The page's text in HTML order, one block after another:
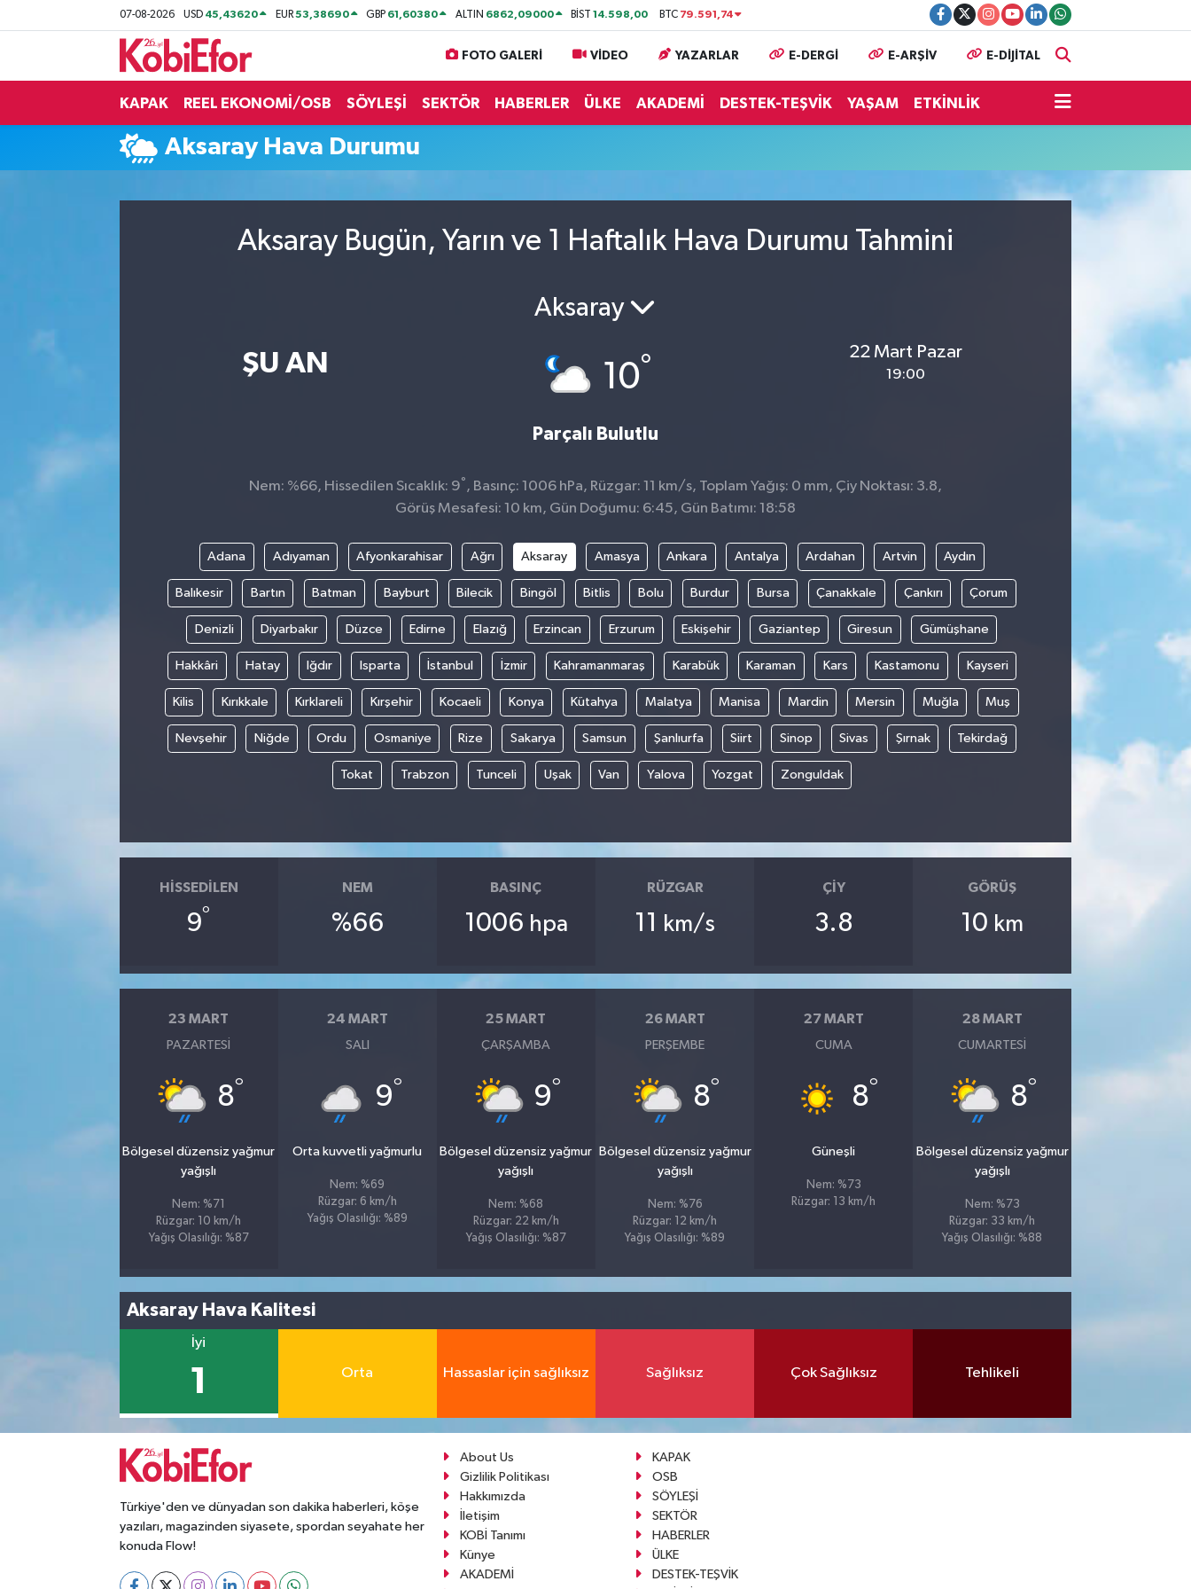
07-08-2026 USD 45,43620 EUR53,38690 GBP 61,60380 ALTIN 6862,09000 BİST14.598,00 BTC 79.591,74
FOTO GALERİ VİDEO YAZARLAR E-DERGİ E-ARŞİV E-DİJİTAL
KAPAK REEL EKONOMİ/OSB SÖYLEŞİ SEKTÖR HABERLER ÜLKE AKADEMİ DESTEK-TEŞVİK YAŞAM ETKİNLİK
Aksaray Hava Durumu
Aksaray Bugün, Yarın ve 1 Haftalık Hava Durumu Tahmini
ŞU AN
Aksaray
10°
Parçalı Bulutlu
22 Mart Pazar
19:00
Nem: %66, Hissedilen Sıcaklık: 9° , Basınç: 1006 hPa, Rüzgar: 11 km/s, Toplam Yağış: 0 mm, Çiy Noktası: 3.8,
Görüş Mesafesi: 10 km, Gün Doğumu: 6:45, Gün Batımı: 18:58
Adana Adıyaman Afyonkarahisar Ağrı Aksaray Amasya Ankara Antalya Ardahan Artvin Aydın
Balıkesir Bartın Batman Bayburt Bilecik Bingöl Bitlis Bolu Burdur Bursa Çanakkale Çankırı Çorum
Denizli Diyarbakır Düzce Edirne Elazığ Erzincan Erzurum Eskişehir Gaziantep Giresun Gümüşhane
Hakkâri Hatay Iğdır Isparta İstanbul İzmir Kahramanmaraş Karabük Karaman Kars Kastamonu Kayseri
Kilis Kırıkkale Kırklareli Kırşehir Kocaeli Konya Kütahya Malatya Manisa Mardin Mersin Muğla Muş
Nevşehir Niğde Ordu Osmaniye Rize Sakarya Samsun Şanlıurfa Siirt Sinop Sivas Şırnak Tekirdağ
Tokat Trabzon Tunceli Uşak Van Yalova Yozgat Zonguldak
HISSEDILEN
9°
NEM
%66
BASINÇ
1006 hpa
RÜZGAR
11 km/s
ÇIY
3.8
GÖRÜŞ
10 km
23 MART
PAZARTESI
8°
Bölgesel düzensiz yağmur
yağışlı
Nem: %71
Rüzgar: 10 km/h
Yağış Olasılığı: %87
24 MART
SALI
9°
Orta kuvvetli yağmurlu
Nem: %69
Rüzgar: 6 km/h
Yağış Olasılığı: %89
25 MART
ÇARŞAMBA
9°
Bölgesel düzensiz yağmur
yağışlı
Nem: %68
Rüzgar: 22 km/h
Yağış Olasılığı: %87
26 MART
PERŞEMBE
8°
Bölgesel düzensiz yağmur
yağışlı
Nem: %76
Rüzgar: 12 km/h
Yağış Olasılığı: %89
27 MART
CUMA
8°
Güneşli
Nem: %73
Rüzgar: 13 km/h
28 MART
CUMARTESI
8°
Bölgesel düzensiz yağmur
yağışlı
Nem: %73
Rüzgar: 33 km/h
Yağış Olasılığı: %88
Aksaray Hava Kalitesi
İyi
1 Orta Hassaslar için sağlıksız Sağlıksız Çok Sağlıksız Tehlikeli
Türkiye'den ve dünyadan son dakika haberleri, köşe
yazıları, magazinden siyasete, spordan seyahate her
konuda Flow!
About Us
KAPAK
Gizlilik Politikası
OSB
Hakkımızda
SÖYLEŞİ
İletişim
SEKTÖR
KOBİ Tanımı
HABERLER
Künye
ÜLKE
AKADEMİ
DESTEK-TEŞVİK
BİLİŞİM PANO
DESTEK-TEŞVİK
YAŞAM